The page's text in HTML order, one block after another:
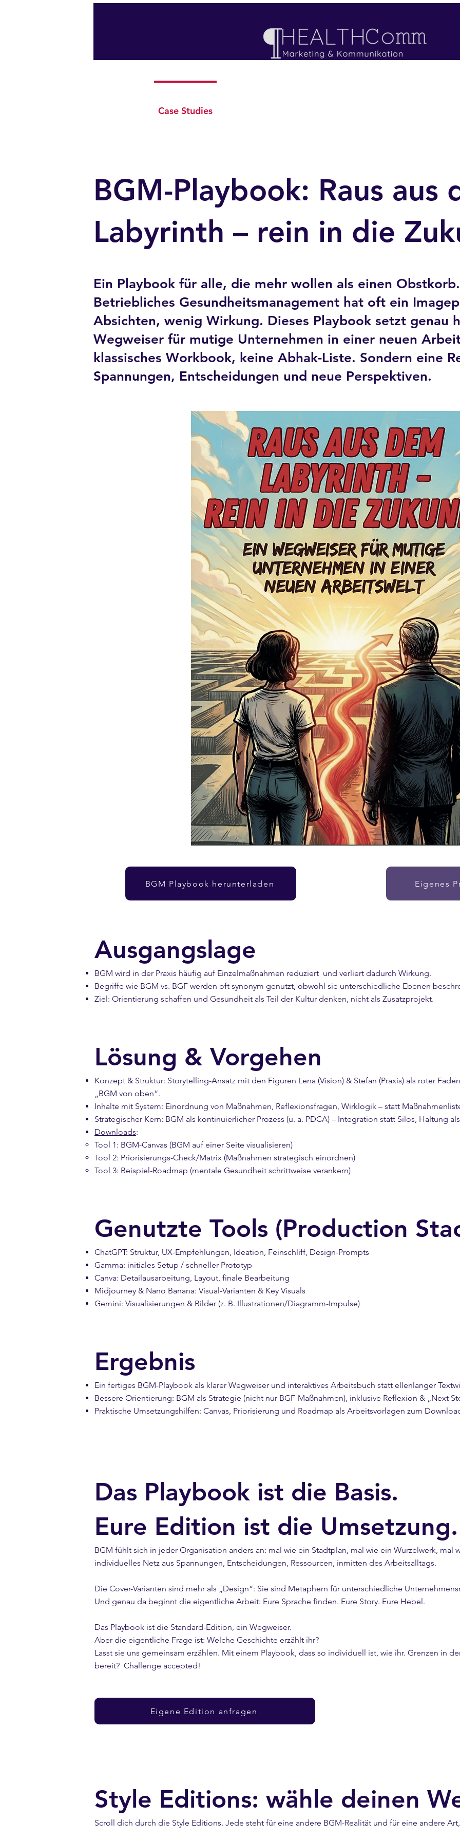
Case Studies
BGM-Playbook: Raus aus
Labyrinth – rein in die
Ein Playbook für alle, die mehr wollen als einen Obstkorb.
Betriebliches Gesundheitsmanagement hat oft ein
Absichten, wenig Wirkung. Dieses Playbook setzt genau
Wegweiser für mutige Unternehmen in einer neuen
klassisches Workbook, keine Abhak-Liste. Sondern eine
Spannungen, Entscheidungen und neue Perspektiven.
BGM Playbook herunterladen Eigenes
Ausgangslage
BGM wird in der Praxis häufig auf Einzelmaßnahmen reduziert und verliert dadurch Wirkung.
Begriffe wie BGM vs. BGF werden oft synonym genutzt, obwohl sie unterschiedliche Ebenen
Ziel: Orientierung schaffen und Gesundheit als Teil der Kultur denken, nicht als Zusatzprojekt.
Lösung & Vorgehen
Konzept & Struktur: Storytelling-Ansatz mit den Figuren Lena (Vision) & Stefan (Praxis) als roter
„BGM von oben“.
Inhalte mit System: Einordnung von Maßnahmen, Reflexionsfragen, Wirklogik – statt
Strategischer Kern: BGM als kontinuierlicher Prozess (u. a. PDCA) – Integration statt Silos, Haltung
Downloads:
Tool 1: BGM-Canvas (BGM auf einer Seite visualisieren)
Tool 2: Priorisierungs-Check/Matrix (Maßnahmen strategisch einordnen)
Tool 3: Beispiel-Roadmap (mentale Gesundheit schrittweise verankern)
Genutzte Tools (Production
ChatGPT: Struktur, UX-Empfehlungen, Ideation, Feinschliff, Design-Prompts
Gamma: initiales Setup / schneller Prototyp
Canva: Detailausarbeitung, Layout, finale Bearbeitung
Midjourney & Nano Banana: Visual-Varianten & Key Visuals
Gemini: Visualisierungen & Bilder (z. B. Illustrationen/Diagramm-Impulse)
Ergebnis
Ein fertiges BGM-Playbook als klarer Wegweiser und interaktives Arbeitsbuch statt ellenlanger
Bessere Orientierung: BGM als Strategie (nicht nur BGF-Maßnahmen), inklusive Reflexion & „Next
Praktische Umsetzungshilfen: Canvas, Priorisierung und Roadmap als Arbeitsvorlagen zum
Das Playbook ist die Basis.
Eure Edition ist die Umsetzung.
BGM fühlt sich in jeder Organisation anders an: mal wie ein Stadtplan, mal wie ein Wurzelwerk, mal
individuelles Netz aus Spannungen, Entscheidungen, Ressourcen, inmitten des Arbeitsalltags.
Die Cover-Varianten sind mehr als „Design“: Sie sind Metaphern für unterschiedliche
Und genau da beginnt die eigentliche Arbeit: Eure Sprache finden. Eure Story. Eure Hebel.
Das Playbook ist die Standard-Edition, ein Wegweiser.
Aber die eigentliche Frage ist: Welche Geschichte erzählt ihr?
Lasst sie uns gemeinsam erzählen. Mit einem Playbook, dass so individuell ist, wie ihr. Grenzen in
bereit? Challenge accepted!
Eigene Edition anfragen
Style Editions: wähle deinen
Scroll dich durch die Style Editions. Jede steht für eine andere BGM-Realität und für eine andere